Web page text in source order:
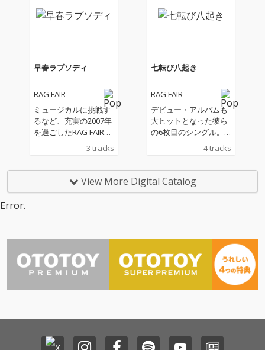
「LA BAMBA」をレゲ
エ風にカバー! (
チCDシングル。
早春ラプソディ
RAG FAIR
ミュージカルに挑戦す
るなど、充実の2007年
を過ごしたRAG FAIRの
2008年第1弾シングル
です!タイトル曲は「夏
「赤い糸/LIVEラリー」
同様、`僕`を主人公と
います! (C)RS
3 tracks
七転び八起き
RAG FAIR
デビュー・アルバムも
大ヒットとなった彼ら
の6枚目のシングル。
タイトルからも分かる
ようにメッセージ性の
ーモアが加わった最強
のナンバー。カラオケ
4 tracks
View More Digital Catalog
Error.